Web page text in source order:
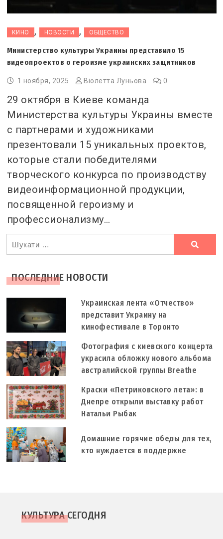
КИНО , НОВОСТИ , ОБЩЕСТВО
Министерство культуры Украины представило 15
видеопроектов о героизме украинских защитников
1 ноября, 2025 Віолетта Луньова 0
29 октября в Киеве команда
Министерства культуры Украины вместе
с партнерами и художниками
презентовали 15 уникальных проектов,
которые стали победителями
творческого конкурса по производству
видеоинформационной продукции,
посвященной героизму и
профессионализму…
Ви
шукали
ПОСЛЕДНИЕ НОВОСТИ
Украинская лента «Отчество»
представит Украину на
кинофестивале в Торонто
Фотография с киевского концерта
украсила обложку нового альбома
австралийской группы Breathe
Краски «Петриковского лета»: в
Днепре открыли выставку работ
Натальи Рыбак
Домашние горячие обеды для тех,
кто нуждается в поддержке
КУЛЬТУРА СЕГОДНЯ